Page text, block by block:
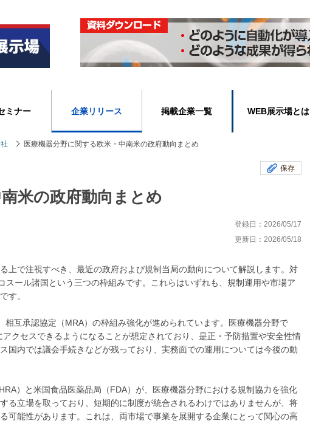
ミナー 企業リリース 掲載企業一覧 WEB展示場とは
医療機器分野に関する欧米・中南米の政府動向まとめ
保存
米の政府動向まとめ
登録日：2026/05/17
更新日：2026/05/18
上で注視すべき、最近の政府および規制当局の動向について解説します。対
ール諸国という三つの枠組みです。これらはいずれも、規制運用や市場ア
す。
互承認協定（MRA）の枠組み強化が進められています。医療機器分野で
クセスできるようになることが想定されており、是正・予防措置や安全性情
国内では議会手続きなどが残っており、実務面での運用については今後の動
）と米国食品医薬品局（FDA）が、医療機器分野における規制協力を強化
る立場を取っており、短期的に制度が統合されるわけではありませんが、将
可能性があります。これは、両市場で事業を展開する企業にとって関心の高